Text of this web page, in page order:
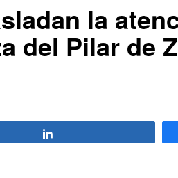
la
del Pilar de